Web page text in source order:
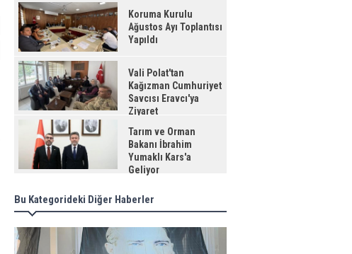
Projesi"
Koruma Kurulu
Ağustos Ayı Toplantısı
Yapıldı
Vali Polat'tan
Kağızman Cumhuriyet
Savcısı Eravcı'ya
Ziyaret
Tarım ve Orman
Bakanı İbrahim
Yumaklı Kars'a
Geliyor
Bu Kategorideki Diğer Haberler